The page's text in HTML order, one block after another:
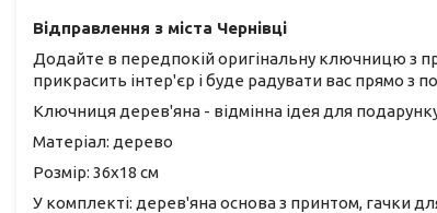
Відправлення з міста Чернівці
Додайте в передпокій оригінальну ключницю з
прикрасить інтер'єр і буде радувати вас прямо з
Ключниця дерев'яна - відмінна ідея для
Матеріал: дерево
Розмір: 36х18 см
У комплекті: дерев'яна основа з принтом, гачки